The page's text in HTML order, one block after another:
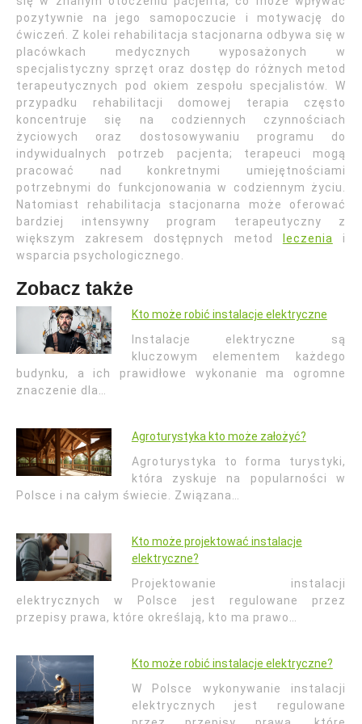
pozytywnie na jego samopoczucie i motywację do
ćwiczeń. Z kolei rehabilitacja stacjonarna odbywa się w
placówkach medycznych wyposażonych w
specjalistyczny sprzęt oraz dostęp do różnych metod
terapeutycznych pod okiem zespołu specjalistów. W
przypadku rehabilitacji domowej terapia często
koncentruje się na codziennych czynnościach
życiowych oraz dostosowywaniu programu do
indywidualnych potrzeb pacjenta; terapeuci mogą
pracować nad konkretnymi umiejętnościami
potrzebnymi do funkcjonowania w codziennym życiu.
Natomiast rehabilitacja stacjonarna może oferować
bardziej intensywny program terapeutyczny z
większym zakresem dostępnych metod
leczenia
i
wsparcia psychologicznego.
Zobacz także
Kto może robić instalacje elektryczne
Instalacje elektryczne są
kluczowym elementem każdego
budynku, a ich prawidłowe wykonanie ma ogromne
znaczenie dla…
Agroturystyka kto może założyć?
Agroturystyka to forma turystyki,
która zyskuje na popularności w
Polsce i na całym świecie. Związana…
Kto może projektować instalacje
elektryczne?
Projektowanie instalacji
elektrycznych w Polsce jest regulowane przez
przepisy prawa, które określają, kto ma prawo…
Kto może robić instalacje elektryczne?
W Polsce wykonywanie instalacji
elektrycznych jest regulowane